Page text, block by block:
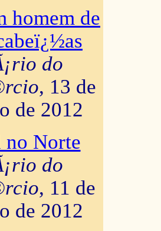
homem de
do
, 13 de
de 2012
no Norte
do
, 11 de
de 2012